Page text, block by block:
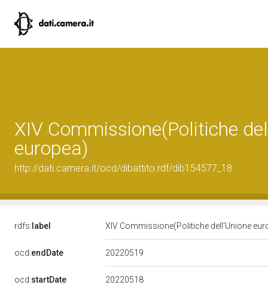
XIV Commissione(Politiche
europea)
http://dati.camera.it/ocd/dibattito.rdf/dib154577_18
rdfs: label XIV Commissione(Politiche dell'Unione
ocd:endDate 20220519
ocd:startDate 20220518